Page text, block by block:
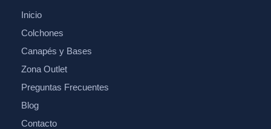
Inicio
Colchones
Canapés y Bases
Zona Outlet
Preguntas Frecuentes
Blog
Contacto